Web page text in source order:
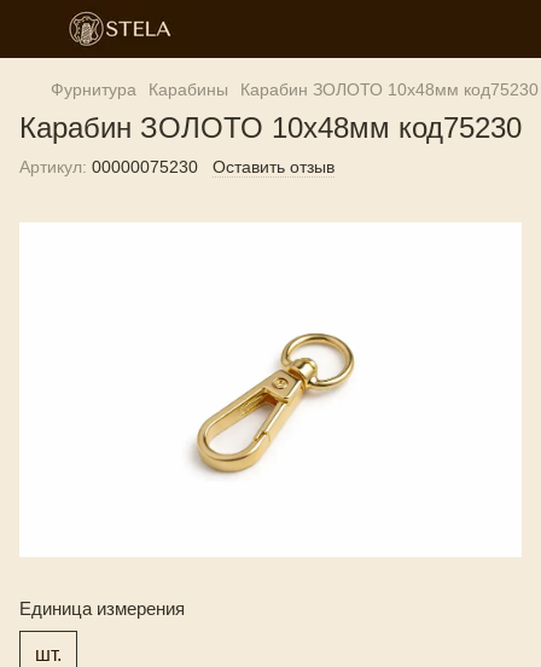
Фурнитура Карабины Карабин ЗОЛОТО 10х48мм код75230
Карабин ЗОЛОТО 10х48мм код75230
Артикул: 00000075230 Оставить отзыв
Единица измерения
шт.